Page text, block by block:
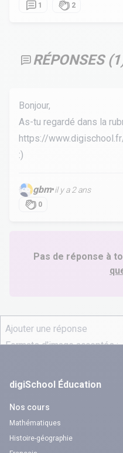
1 2
RÉPONSES (1
Bonjour,
As-tu regardé dans la
https://
:)
gbm•il y a 2 ans
0
Pas de réponse à
digiSchool Éducation
Nos cours
Mathématiques
Histoire-géographie